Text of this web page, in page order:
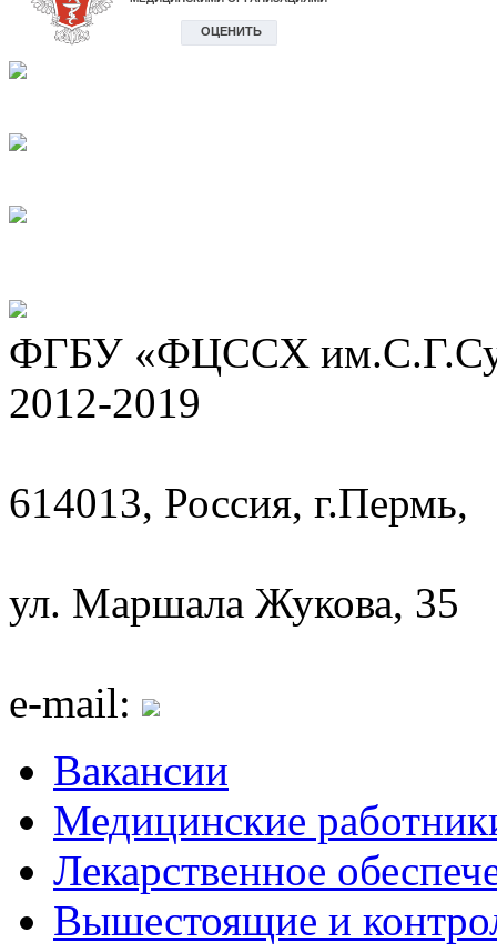
ФГБУ «ФЦССХ
2012-2019
614013, Россия, г.Пермь,
ул. Маршала Жукова, 35
e-mail:
Вакансии
Медицинские
Лекарственное
Вышестоящие и